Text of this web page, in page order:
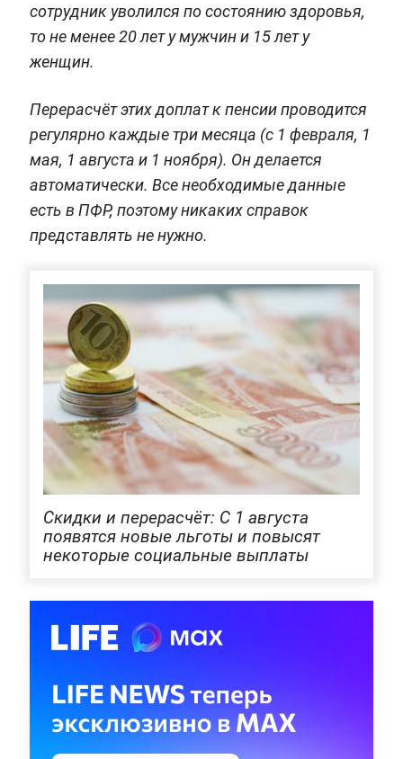
сотрудник уволился по состоянию здоровья,
то не менее 20 лет у мужчин и 15 лет у
женщин.
Перерасчёт этих доплат к пенсии проводится
регулярно каждые три месяца (с 1 февраля, 1
мая, 1 августа и 1 ноября). Он делается
автоматически. Все необходимые данные
есть в ПФР, поэтому никаких справок
представлять не нужно.
Скидки и перерасчёт: С 1 августа
появятся новые льготы и повысят
некоторые социальные выплаты